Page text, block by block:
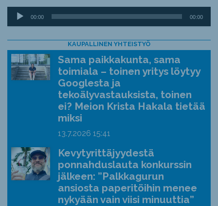
Äänitoistin
00:00 00:00
KAUPALLINEN YHTEISTYÖ
Sama paikkakunta, sama
toimiala – toinen yritys löytyy
Googlesta ja
tekoälyvastauksista, toinen
ei? Meion Krista Hakala tietää
miksi
13.7.2026 15:41
Kevytyrittäjyydestä
ponnahduslauta konkurssin
jälkeen: ”Palkkagurun
ansiosta paperitöihin menee
nykyään vain viisi minuuttia”